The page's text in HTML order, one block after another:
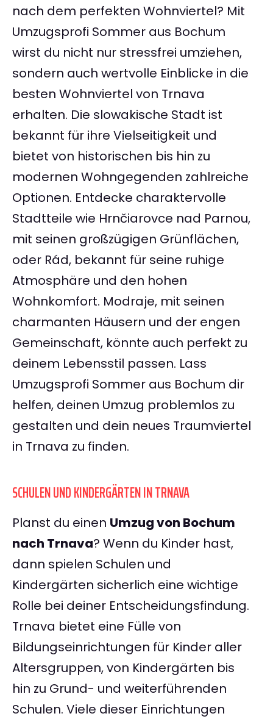
nach dem perfekten Wohnviertel? Mit
Umzugsprofi Sommer aus Bochum
wirst du nicht nur stressfrei umziehen,
sondern auch wertvolle Einblicke in die
besten Wohnviertel von Trnava
erhalten. Die slowakische Stadt ist
bekannt für ihre Vielseitigkeit und
bietet von historischen bis hin zu
modernen Wohngegenden zahlreiche
Optionen. Entdecke charaktervolle
Stadtteile wie Hrnčiarovce nad Parnou,
mit seinen großzügigen Grünflächen,
oder Rád, bekannt für seine ruhige
Atmosphäre und den hohen
Wohnkomfort. Modraje, mit seinen
charmanten Häusern und der engen
Gemeinschaft, könnte auch perfekt zu
deinem Lebensstil passen. Lass
Umzugsprofi Sommer aus Bochum dir
helfen, deinen Umzug problemlos zu
gestalten und dein neues Traumviertel
in Trnava zu finden.
SCHULEN UND KINDERGÄRTEN IN TRNAVA
Planst du einen Umzug von Bochum
nach Trnava? Wenn du Kinder hast,
dann spielen Schulen und
Kindergärten sicherlich eine wichtige
Rolle bei deiner Entscheidungsfindung.
Trnava bietet eine Fülle von
Bildungseinrichtungen für Kinder aller
Altersgruppen, von Kindergärten bis
hin zu Grund- und weiterführenden
Schulen. Viele dieser Einrichtungen